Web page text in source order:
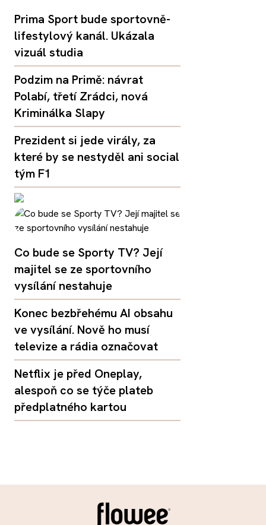
Prima Sport bude sportovně-
lifestylový kanál. Ukázala
vizuál studia
Podzim na Primě: návrat
Polabí, třetí Zrádci, nová
Kriminálka Slapy
Prezident si jede virály, za
které by se nestyděl ani social
tým F1
Co bude se Sporty TV? Její
majitel se ze sportovního
vysílání nestahuje
Konec bezbřehému AI obsahu
ve vysílání. Nově ho musí
televize a rádia označovat
Netflix je před Oneplay,
alespoň co se týče plateb
předplatného kartou